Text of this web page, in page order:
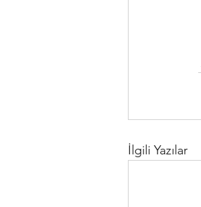
İlgili Yazılar